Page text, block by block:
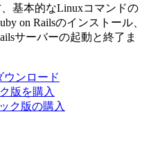
基本的なLinuxコマンドの
on Railsのインストール、
サーバーの起動と終了ま
ウンロード
版を購入
ク版の購入